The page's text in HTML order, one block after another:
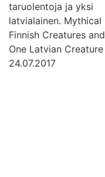
taruolentoja ja yksi
latvialainen. Mythical
Finnish Creatures and
One Latvian Creature
24.07.2017